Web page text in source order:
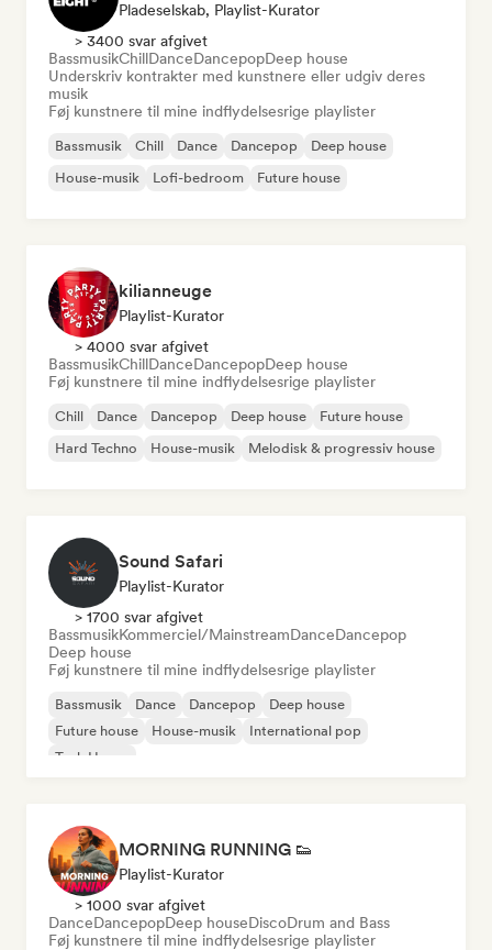
Pladeselskab, Playlist-Kurator
> 3400 svar afgivet
BassmusikChillDanceDancepopDeep house
Underskriv kontrakter med kunstnere eller udgiv deres
musik
Føj kunstnere til mine indflydelsesrige playlister
Bassmusik Chill Dance Dancepop
Deep house
House-musik
Lofi-bedroom Future house
kilianneuge
Playlist-Kurator
> 4000 svar afgivet
BassmusikChillDanceDancepopDeep house
Føj kunstnere til mine indflydelsesrige playlister
Chill Dance Dancepop Deep house
Future house
Hard Techno
House-musik Melodisk & progressiv house
Sound Safari
Playlist-Kurator
> 1700 svar afgivet
BassmusikKommerciel/MainstreamDanceDancepop
Deep house
Føj kunstnere til mine indflydelsesrige playlister
Bassmusik Dance Dancepop
Deep house
Future house
House-musik
International pop
Tech House
MORNING RUNNING 👟
Playlist-Kurator
> 1000 svar afgivet
DanceDancepopDeep houseDiscoDrum and Bass
Føj kunstnere til mine indflydelsesrige playlister